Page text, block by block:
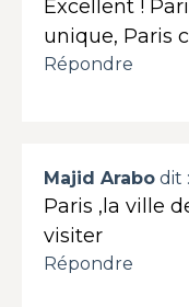
Excellent !
unique, Paris
Répondre
Majid Arabo dit :
Paris ,la ville
visiter
Répondre